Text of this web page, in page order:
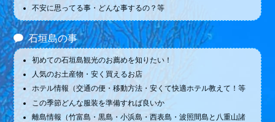
不安に思ってる事・どんな事するの？等
石垣島の事
初めての石垣島観光のお薦めを知りたい！
人気のお土産物・安く買えるお店
ホテル情報（交通の便・移動方法・安くて快適ホテル教えて！等
この季節どんな服装を準備すれば良いか
離島情報（竹富島・黒島・小浜島・西表島・波照間島と八重山諸